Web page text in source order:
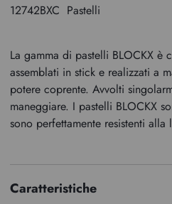
12742BXC Pastelli
La gamma di pastelli BLOCKX
assemblati in stick e realizzati a
potere coprente. Avvolti
maneggiare. I pastelli BLOCKX
sono perfettamente resistenti alla
Caratteristiche